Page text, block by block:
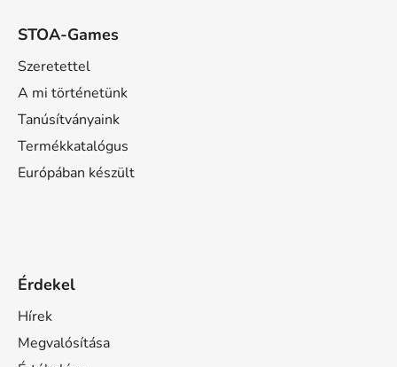
STOA-Games
Szeretettel
A mi történetünk
Tanúsítványaink
Termékkatalógus
Európában készült
Érdekel
Hírek
Megvalósítása